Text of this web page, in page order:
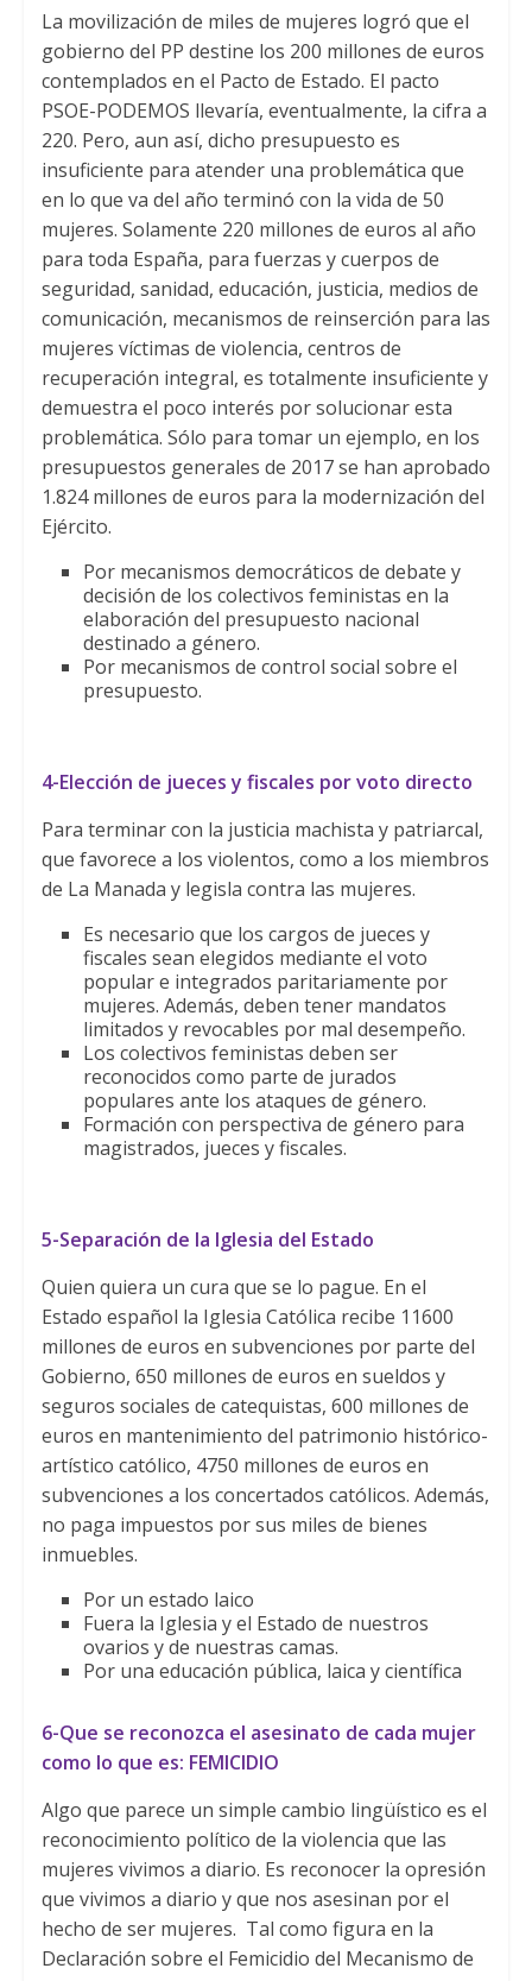
La movilización de miles de mujeres logró que el
gobierno del PP destine los 200 millones de euros
contemplados en el Pacto de Estado. El pacto
PSOE-PODEMOS llevaría, eventualmente, la cifra a
220. Pero, aun así, dicho presupuesto es
insuficiente para atender una problemática que
en lo que va del año terminó con la vida de 50
mujeres. Solamente 220 millones de euros al año
para toda España, para fuerzas y cuerpos de
seguridad, sanidad, educación, justicia, medios de
comunicación, mecanismos de reinserción para las
mujeres víctimas de violencia, centros de
recuperación integral, es totalmente insuficiente y
demuestra el poco interés por solucionar esta
problemática. Sólo para tomar un ejemplo, en los
presupuestos generales de 2017 se han aprobado
1.824 millones de euros para la modernización del
Ejército.
Por mecanismos democráticos de debate y
decisión de los colectivos feministas en la
elaboración del presupuesto nacional
destinado a género.
Por mecanismos de control social sobre el
presupuesto.
4-Elección de jueces y fiscales por voto directo
Para terminar con la justicia machista y patriarcal,
que favorece a los violentos, como a los miembros
de La Manada y legisla contra las mujeres.
Es necesario que los cargos de jueces y
fiscales sean elegidos mediante el voto
popular e integrados paritariamente por
mujeres. Además, deben tener mandatos
limitados y revocables por mal desempeño.
Los colectivos feministas deben ser
reconocidos como parte de jurados
populares ante los ataques de género.
Formación con perspectiva de género para
magistrados, jueces y fiscales.
5-Separación de la Iglesia del Estado
Quien quiera un cura que se lo pague. En el
Estado español la Iglesia Católica recibe 11600
millones de euros en subvenciones por parte del
Gobierno, 650 millones de euros en sueldos y
seguros sociales de catequistas, 600 millones de
euros en mantenimiento del patrimonio histórico-
artístico católico, 4750 millones de euros en
subvenciones a los concertados católicos. Además,
no paga impuestos por sus miles de bienes
inmuebles.
Por un estado laico
Fuera la Iglesia y el Estado de nuestros
ovarios y de nuestras camas.
Por una educación pública, laica y científica
6-Que se reconozca el asesinato de cada mujer
como lo que es: FEMICIDIO
Algo que parece un simple cambio lingüístico es el
reconocimiento político de la violencia que las
mujeres vivimos a diario. Es reconocer la opresión
que vivimos a diario y que nos asesinan por el
hecho de ser mujeres. Tal como figura en la
Declaración sobre el Femicidio del Mecanismo de